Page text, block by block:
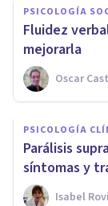
PSICOLOGÍA
​Fluidez
mejorarla
Oscar
PSICOLOGÍA
Parálisis
síntomas y
Isabel